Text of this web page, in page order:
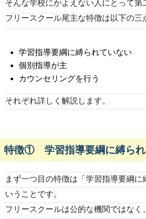
そんな学校にかよえない人にとって第
フリースクール尾主な特徴は以下の三
学習指導要綱に縛られていない
個別指導が主
カウンセリングを行う
それぞれ詳しく解説します。
特徴① 学習指導要綱に縛られ
まず一つ目の特徴は「学習指導要綱に
いうことです。
フリースクールは公的な機関ではなく